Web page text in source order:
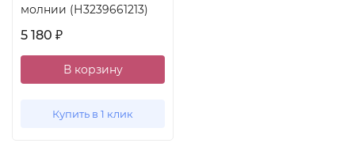
молнии (Н3239661213)
5 180 ₽
В корзину
Купить в 1 клик